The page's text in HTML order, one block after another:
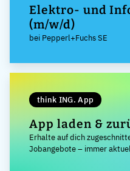
Elektro- und
(m/w/d)
bei Pepperl+Fuchs SE
think ING. App
App laden &
Erhalte auf dich
Jobangebote – immer